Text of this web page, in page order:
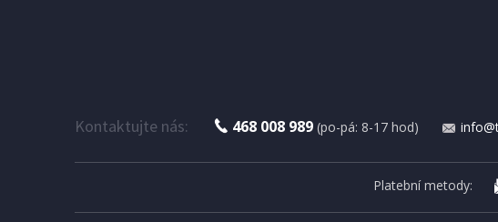
Kontaktujte nás: 468 008 989 (po-pá: 8-17 hod)
Platební metody: